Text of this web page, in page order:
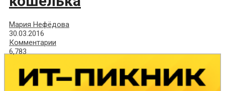
Мария Нефёдова
30.03.2016
Комментарии
6,783